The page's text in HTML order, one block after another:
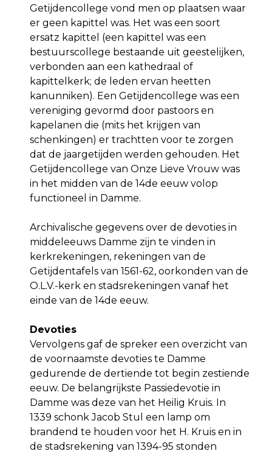
Getijdencollege vond men op plaatsen waar
er geen kapittel was. Het was een soort
ersatz kapittel (een kapittel was een
bestuurscollege bestaande uit geestelijken,
verbonden aan een kathedraal of
kapittelkerk; de leden ervan heetten
kanunniken). Een Getijdencollege was een
vereniging gevormd door pastoors en
kapelanen die (mits het krijgen van
schenkingen) er trachtten voor te zorgen
dat de jaargetijden werden gehouden. Het
Getijdencollege van Onze Lieve Vrouw was
in het midden van de 14de eeuw volop
functioneel in Damme.
Archivalische gegevens over de devoties in
middeleeuws Damme zijn te vinden in
kerkrekeningen, rekeningen van de
Getijdentafels van 1561-62, oorkonden van de
O.L.V.-kerk en stadsrekeningen vanaf het
einde van de 14de eeuw.
Devoties
Vervolgens gaf de spreker een overzicht van
de voornaamste devoties te Damme
gedurende de dertiende tot begin zestiende
eeuw. De belangrijkste Passiedevotie in
Damme was deze van het Heilig Kruis. In
1339 schonk Jacob Stul een lamp om
brandend te houden voor het H. Kruis en in
de stadsrekening van 1394-95 stonden